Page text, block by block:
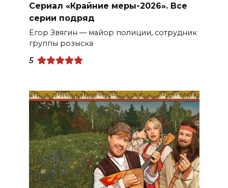
Сериал «Крайние меры-2026». Все
серии подряд
Егор Звягин — майор полиции, сотрудник
группы розыска
5